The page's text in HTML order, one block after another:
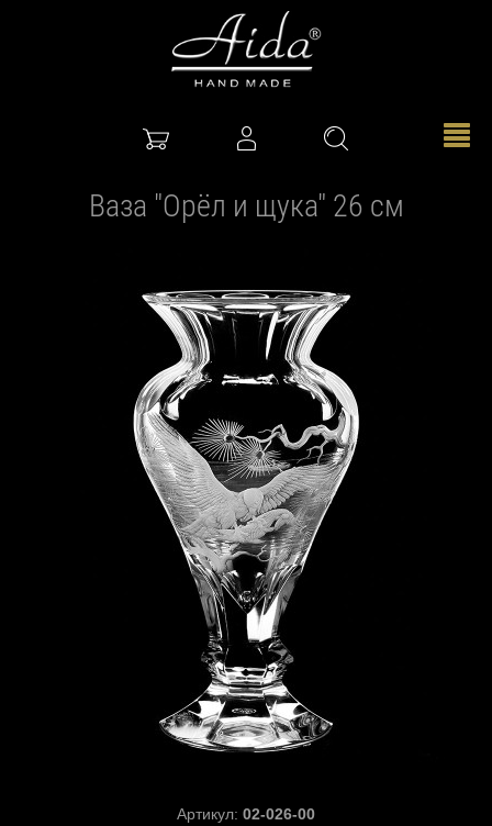
Ваза "Орёл и щука" 26 см
Артикул: 02-026-00